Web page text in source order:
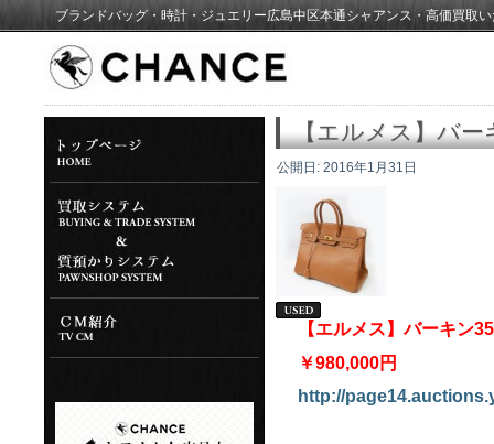
ブランドバッグ・時計・ジュエリー広島中区本通シャアンス・高価買取
【エルメス】バ
公開日: 2016年1月31日
【エルメス】バーキ
￥980,000円
http://